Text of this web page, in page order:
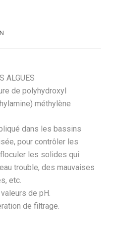
ALGUES
de polyhydroxyl
méthylène
dans les bassins
pour contrôler les
les solides qui
trouble, des mauvaises
etc.
de pH.
de filtrage.